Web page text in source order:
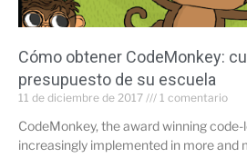
Cómo obtener CodeMonkey:
presupuesto de su escuela
11 de diciembre de 2017 1 comentario
CodeMonkey, the award winning
increasingly implemented in more and